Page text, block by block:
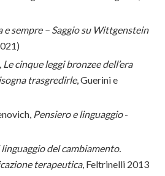
e sempre – Saggio su Wittgenstein
Le cinque leggi bronzee dell’era
trasgredirle, Guerini e
Pensiero e linguaggio-
linguaggio del cambiamento.
terapeutica, Feltrinelli 2013